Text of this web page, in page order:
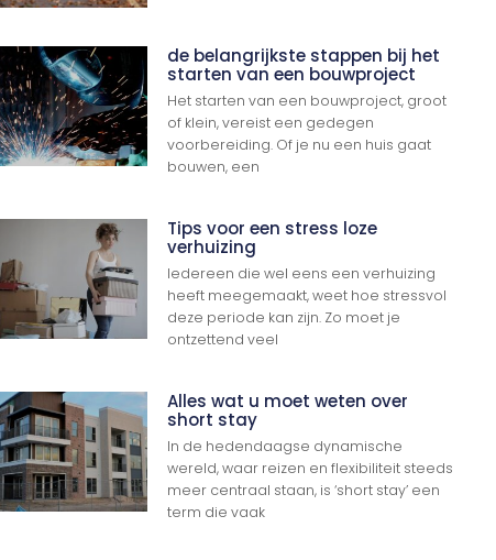
de belangrijkste stappen bij het
starten van een bouwproject
Het starten van een bouwproject, groot
of klein, vereist een gedegen
voorbereiding. Of je nu een huis gaat
bouwen, een
Tips voor een stress loze
verhuizing
Iedereen die wel eens een verhuizing
heeft meegemaakt, weet hoe stressvol
deze periode kan zijn. Zo moet je
ontzettend veel
Alles wat u moet weten over
short stay
In de hedendaagse dynamische
wereld, waar reizen en flexibiliteit steeds
meer centraal staan, is ‘short stay’ een
term die vaak